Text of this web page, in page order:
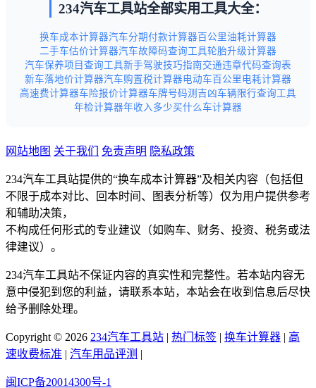
234汽车工具站全部实用工具大全：
换车成本计算器汽车分期付款计算器百公里油耗计算器
二手车估价计算器汽车故障码查询工具轮胎升级计算器
汽车保养项目查询工具新手驾驶技巧指南交通违章代码查询表
新车落地价计算器汽车购置税计算器电动车百公里电耗计算器
高速费计算器车险报价计算器车牌号码测吉凶车辆限行查询工具
年检计算器年收入多少买什么车计算器
网站地图 关于我们 免责声明 隐私政策
234汽车工具站提供的“换车成本计算器”及相关内容（包括但
不限于成本对比、回本时间、图表分析等）仅为用户提供参考
和辅助决策，
不构成任何形式的专业建议（如购车、财务、投资、税务或法
律建议）。
234汽车工具站不保证内容的真实性和完整性。若本站内容无
意中侵犯到您的利益，请联系本站，本站会在收到信息后尽快
给予删除处理。
Copyright © 2026 234汽车工具站 | 热门标签 | 换车计算器 | 高
速收费标准 | 汽车用品评测 |
闽ICP备20014300号-1